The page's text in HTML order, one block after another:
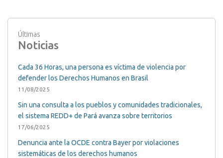
Últimas
Noticias
Cada 36 Horas, una persona es víctima de violencia por
defender los Derechos Humanos en Brasil
11/08/2025
Sin una consulta a los pueblos y comunidades tradicionales,
el sistema REDD+ de Pará avanza sobre territorios
17/06/2025
Denuncia ante la OCDE contra Bayer por violaciones
sistemáticas de los derechos humanos